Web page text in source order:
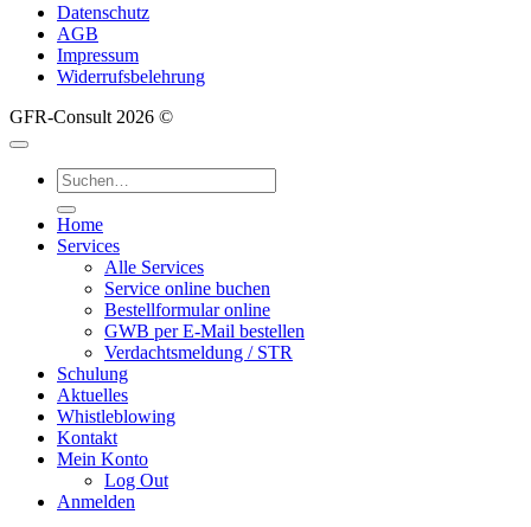
Datenschutz
AGB
Impressum
Widerrufsbelehrung
GFR-Consult 2026 ©
Suche
nach:
Home
Services
Alle Services
Service online buchen
Bestellformular online
GWB per E-Mail bestellen
Verdachtsmeldung / STR
Schulung
Aktuelles
Whistleblowing
Kontakt
Mein Konto
Log Out
Anmelden